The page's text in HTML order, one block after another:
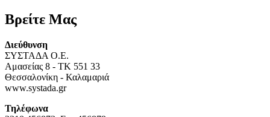
Βρείτε Μας
Διεύθυνση
ΣΥΣΤΑΔΑ Ο.Ε.
Αμασείας 8 - TK 551 33
Θεσσαλονίκη - Καλαμαριά
www.systada.gr
Τηλέφωνα